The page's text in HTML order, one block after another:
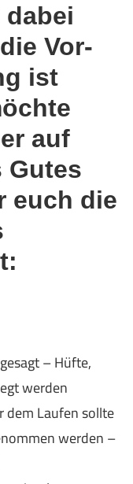
dabei
Vor-
ist
auf
Gutes
euch die
– Hüfte,
werden
dem Laufen sollte
werden –